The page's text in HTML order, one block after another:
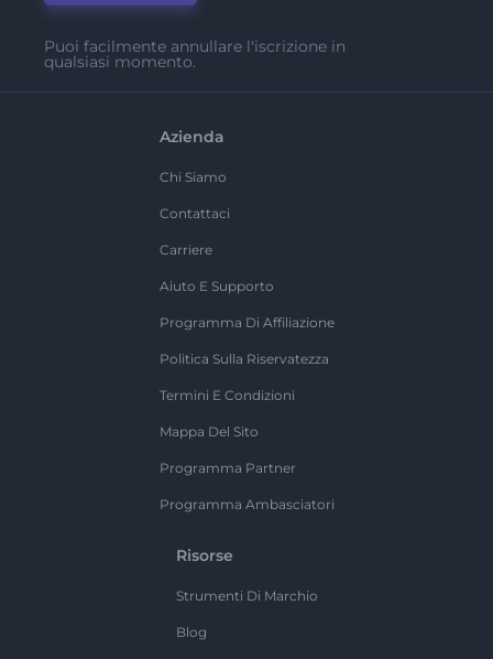
Puoi facilmente annullare l'iscrizione in
qualsiasi momento.
Azienda
Chi Siamo
Contattaci
Carriere
Aiuto E Supporto
Programma Di Affiliazione
Politica Sulla Riservatezza
Termini E Condizioni
Mappa Del Sito
Programma Partner
Programma Ambasciatori
Risorse
Strumenti Di Marchio
Blog